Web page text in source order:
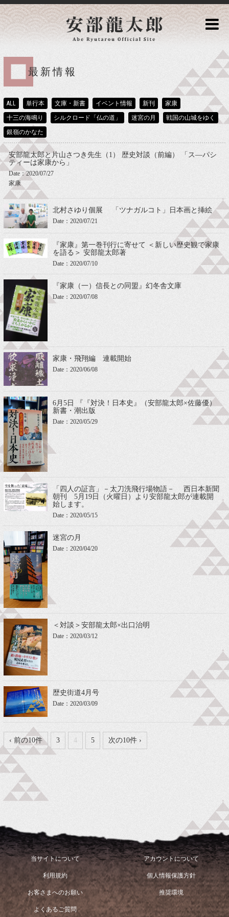
最新情報
ALL 単行本 文庫・新書 イベント情報 新刊 家康
十三の海鳴り シルクロード「仏の道」 迷宮の月 戦国の山城をゆく
銀嶺のかなた
安部龍太郎と片山さつき先生（1） 歴史対談（前編） 「ス―パシ
ティーは家康から」
Date：2020/07/27
家康
北村さゆり個展 「ツナガルコト」日本画と挿絵
Date：2020/07/21
『家康』第一巻刊行に寄せて ＜新しい歴史観で家康
を語る＞ 安部龍太郎著
Date：2020/07/10
『家康（一）信長との同盟』幻冬舎文庫
Date：2020/07/08
家康・飛翔編 連載開始
Date：2020/06/08
6月5日 『『対決！日本史』（安部龍太郎×佐藤優）
新書・潮出版
Date：2020/05/29
「四人の証言」－太刀洗飛行場物語－ 西日本新聞
朝刊 5月19日（火曜日）より安部龍太郎が連載開
始します。
Date：2020/05/15
迷宮の月
Date：2020/04/20
＜対談＞安部龍太郎×出口治明
Date：2020/03/12
歴史街道4月号
Date：2020/03/09
‹ 前の10件 3 4 5 次の10件 ›
当サイトについて アカウントについて
利用規約 個人情報保護方針
お客さまへのお願い 推奨環境
よくあるご質問